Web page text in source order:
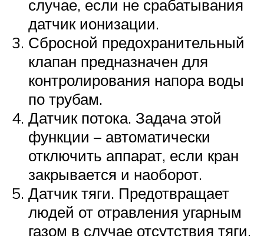
случае, если не срабатывания
датчик ионизации.
Сбросной предохранительный
клапан предназначен для
контролирования напора воды
по трубам.
Датчик потока. Задача этой
функции – автоматически
отключить аппарат, если кран
закрывается и наоборот.
Датчик тяги. Предотвращает
людей от отравления угарным
газом в случае отсутствия тяги.